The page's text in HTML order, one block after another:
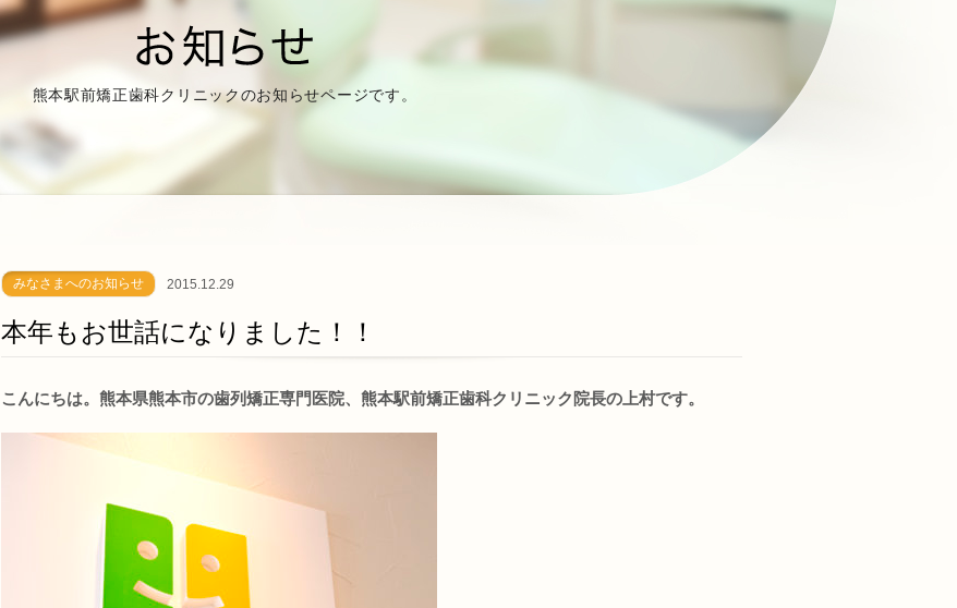
熊本駅前矯正歯科クリニックのお知らせページです。
みなさまへのお知らせ 2015.12.29
本年もお世話になりました！！
こんにちは。熊本県熊本市の歯列矯正専門医院、熊本駅前矯正歯科クリニック院長の上村です。